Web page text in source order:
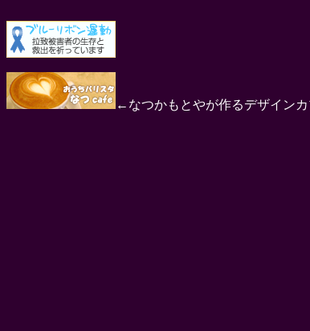
←なつかもとやが作るデザイン